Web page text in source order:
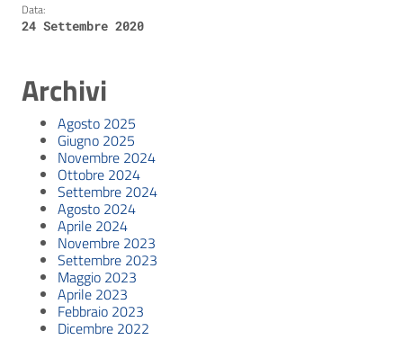
Data:
24 Settembre 2020
Archivi
Agosto 2025
Giugno 2025
Novembre 2024
Ottobre 2024
Settembre 2024
Agosto 2024
Aprile 2024
Novembre 2023
Settembre 2023
Maggio 2023
Aprile 2023
Febbraio 2023
Dicembre 2022